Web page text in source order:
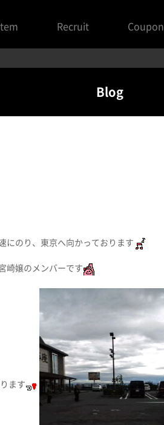
Item Recruit Coupon
Blog
にのり、東京へ向かっております
崎嬢のメンバーです
ます